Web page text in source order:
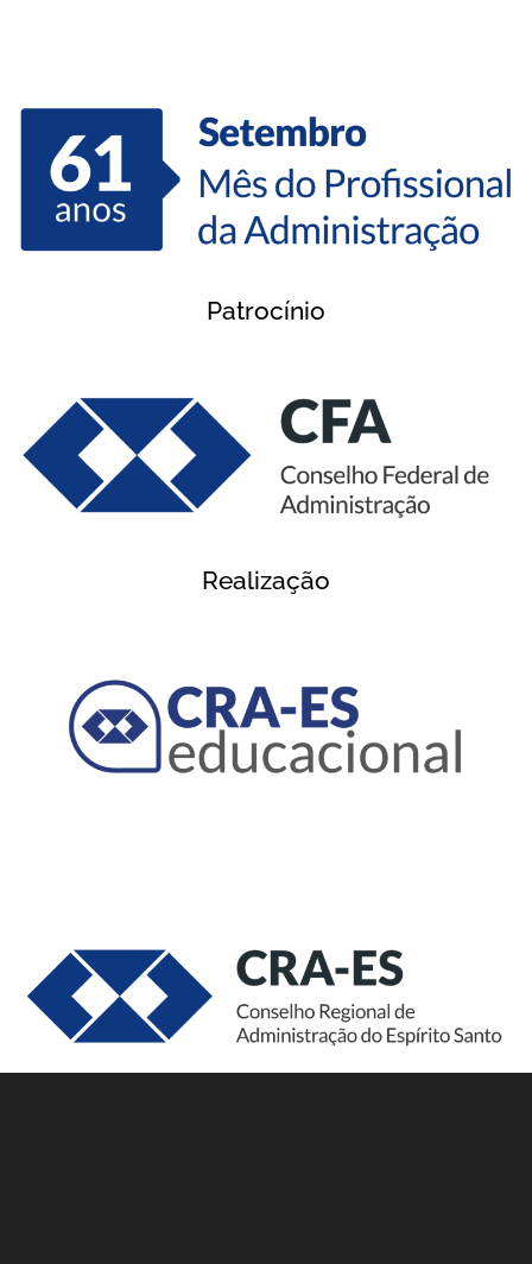
Patrocínio
Realização